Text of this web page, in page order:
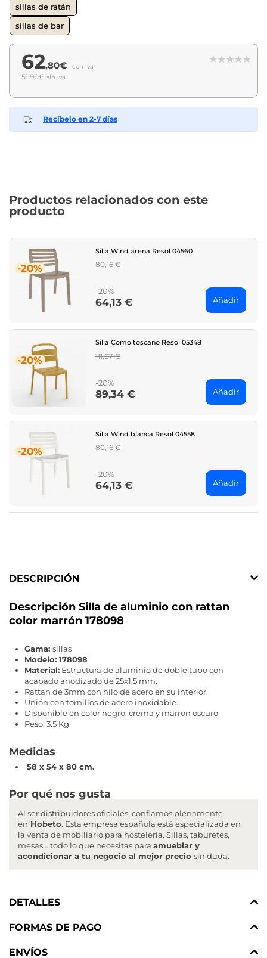
sillas de ratán
sillas de bar
62,80€ con iva
51,90€ sin iva
Recíbelo en 2-7 días
Productos relacionados con este
producto
-20%
Silla Wind arena Resol 04560
Regular
80,16 €
-20%
Price
64,13 € Añadir
-20%
Silla Como toscano Resol 05348
Regular
111,67 €
-20%
Price
89,34 € Añadir
-20%
Silla Wind blanca Resol 04558
Regular
80,16 €
-20%
Price
64,13 € Añadir
DESCRIPCIÓN
Descripción Silla de aluminio con rattan
color marrón 178098
Gama: sillas
Modelo: 178098
Material: Estructura de aluminio de doble tubo con
acabado anodizado de 25x1,5 mm.
Rattan de 3mm con hilo de acero en su interior.
Unión con tornillos de acero inoxidable.
Disponible en color negro, crema y marrón oscuro.
Peso: 3.5 Kg
Medidas
58 x 54 x 80 cm.
Por qué nos gusta
Al ser distribuidores oficiales, confiamos plenamente
en Hobeto. Esta empresa española está especializada en
la venta de mobiliario para hostelería. Sillas, taburetes,
mesas... todo lo que necesitas para amueblar y
acondicionar a tu negocio al mejor precio sin duda.
DETALLES
FORMAS DE PAGO
ENVÍOS